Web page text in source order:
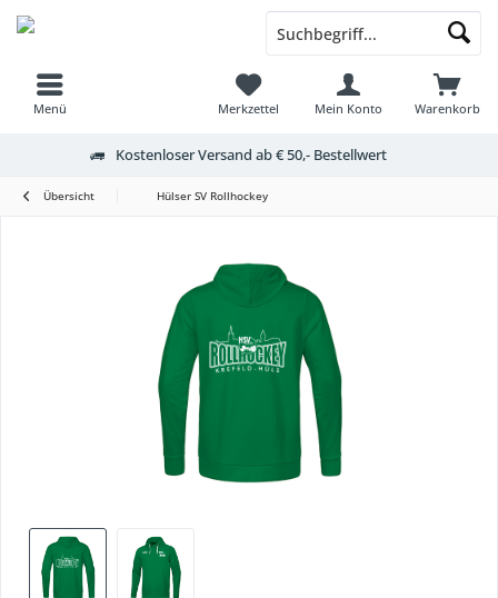
Menü Warenkorb
Merkzettel Mein Konto
Kostenloser Versand ab € 50,- Bestellwert
Übersicht Hülser SV Rollhockey